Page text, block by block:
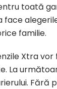
toată
familie.
Xtra vor
La
Fără